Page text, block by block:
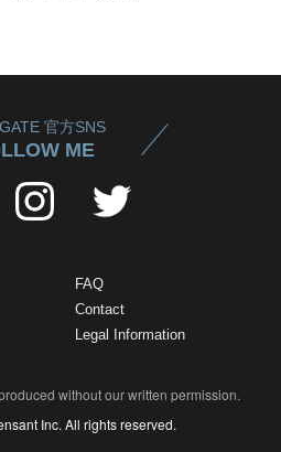
官方SNS
ME
FAQ
Contact
Legal Information
without our written permission.
Inc. All rights reserved.